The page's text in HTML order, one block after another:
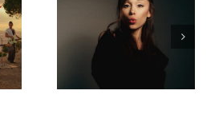
Ariana Grande objavila
osmi studijski album